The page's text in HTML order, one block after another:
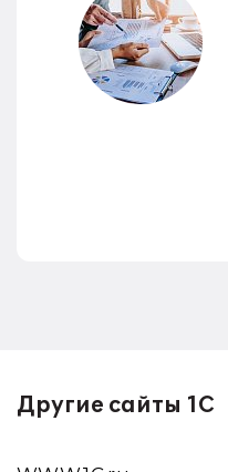
Другие сайты 1С